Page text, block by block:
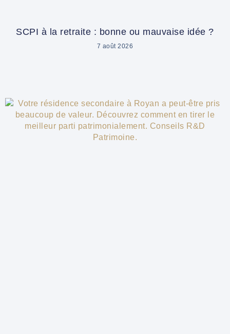
SCPI à la retraite : bonne ou mauvaise idée ?
7 août 2026